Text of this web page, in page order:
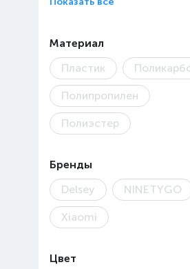
Материал
Пластик
Полипропилен
Полиэстер
Бренды
Delsey
NINETYGO
Xiaomi
Цвет